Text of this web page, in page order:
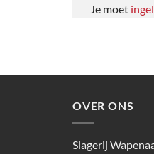
Je moet
OVER ONS
Slagerij